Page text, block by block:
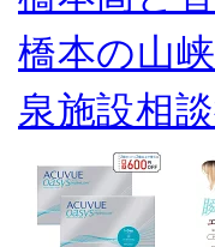
橋本の山
泉施設相